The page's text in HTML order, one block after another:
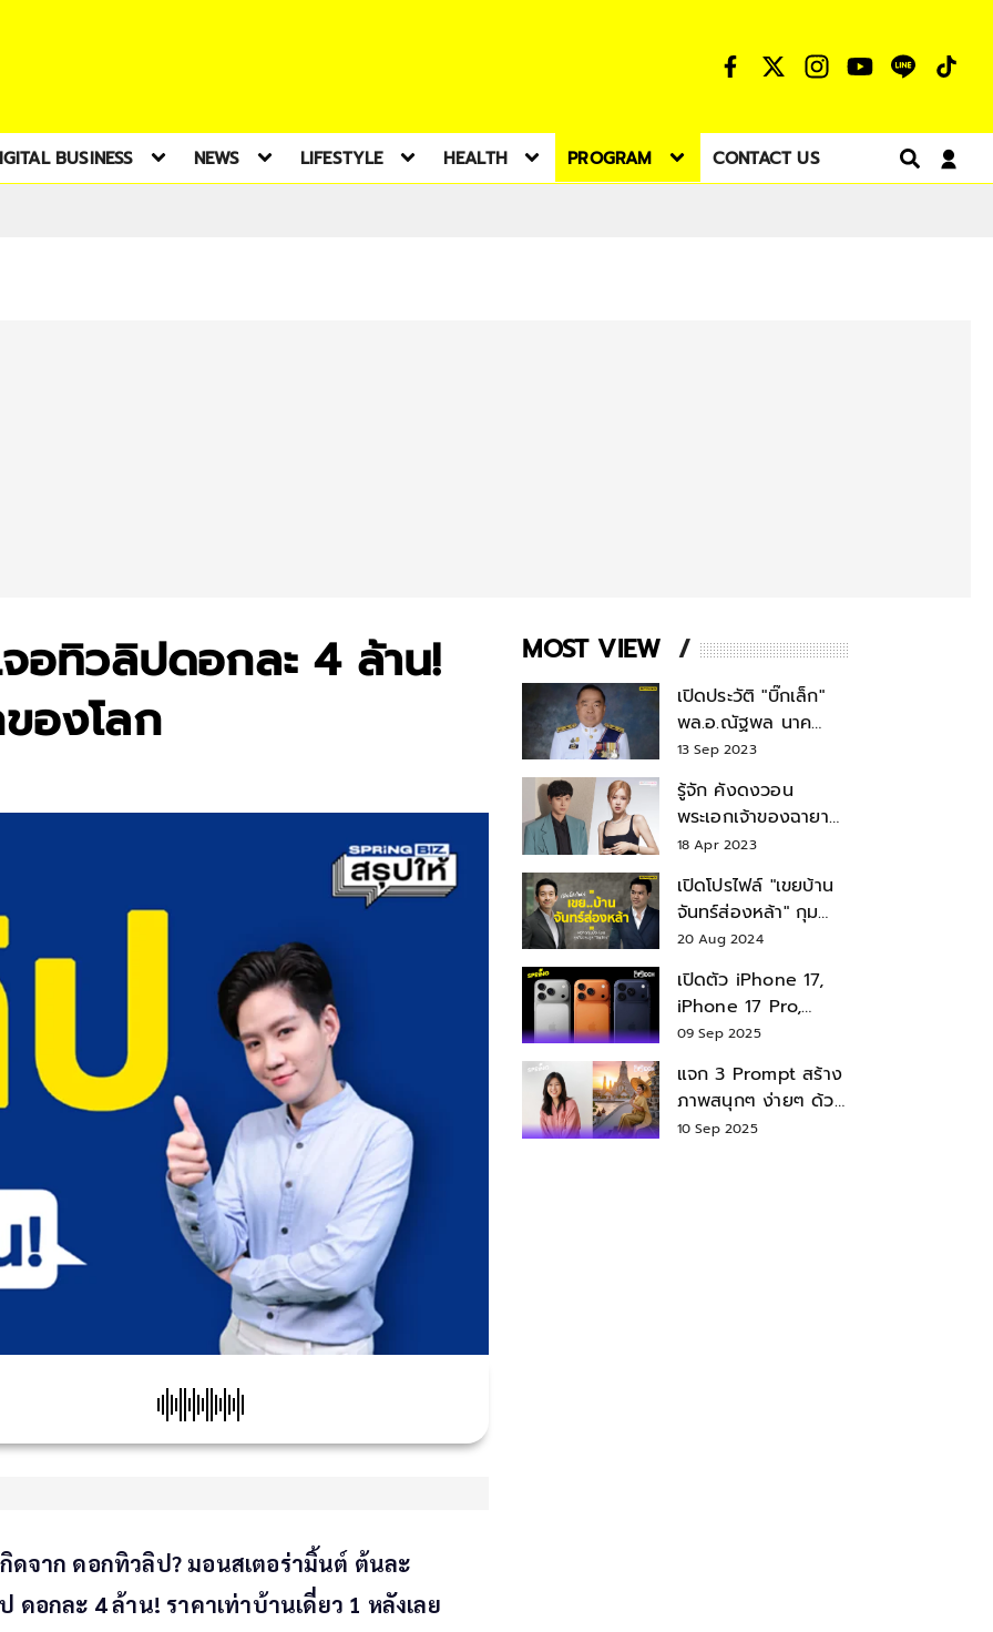
BUSINESS NEWS LIFESTYLE HEALTH PROGRAM CONTACT US
อทิวลิปดอกละ 4 ล้าน!
องโลก
ดจาก ดอกทิวลิป? มอนสเตอร่ามิ้นต์ ต้นละ
อกละ 4 ล้าน! ราคาเท่าบ้านเดี่ยว 1 หลังเลย
MOST VIEW
เปิดประวัติ "บิ๊กเล็ก"
พล.อ.ณัฐพล นาค
พาณิชย์ จากเลขาฯ
สมช.-เลขาฯ
รมว.กลาโหม
13 Sep 2023
รู้จัก คังดงวอน
พระเอกเจ้าของฉายา
สมบัติแห่งชาติ หลังมี
18 Apr 2023
เปิดโปรไฟล์ "เขยบ้าน
จันทร์ส่องหล้า" กุม
บังเหียนธุรกิจตระกูล
"ชินวัตร"
20 Aug 2024
เปิดตัว iPhone 17,
iPhone 17 Pro,
iPhone 17 Air สเปค
09 Sep 2025
แจก 3 Prompt สร้าง
ภาพสนุกๆ ง่ายๆ ด้วย
Nano Banana ใน
10 Sep 2025